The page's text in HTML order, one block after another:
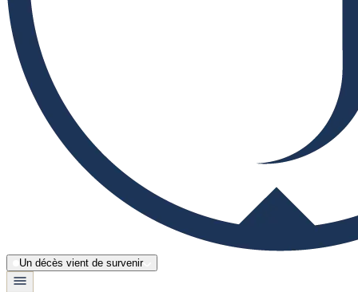
Un décès vient de survenir